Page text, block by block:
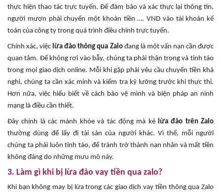
thực hiện thao tác trực tuyến. Để đảm bảo và xác thực lại thông tin,
người mượn phải chuyển một khoản tiền …. VND vào tài khoản kế
toán của công ty trong quá trình điều chỉnh trực tuyến.
Chính xác, việc lừa đảo thông qua Zalođang là một vấn nạn cần được
quan tâm. Để không rơi vào bẫy, chúng ta phải thận trọng và tỉnh táo
trong mọi giao dịch online. Mỗi khi gặp phải yêu cầu chuyển tiền khả
nghi, chúng ta cần xác minh và kiểm tra kỹ lưỡng trước khi thực thi.
Hơn nữa, việc hiểu biết về cách bảo vệ mình và biện pháp an ninh
mạng là điều cần thiết.
Đây chính là các mánh khóe và tác động mà kẻ lừa đảo trên Zalo
thường dùng để lấy đi tài sản của người khác. Vì thế, mỗi người
chúng ta phải luôn tỉnh táo, để tránh trở thành nạn nhân và mất tiền
không đáng do những mưu mô này.
3. Làm gì khi bị lừa đảo vay tiền qua zalo?
Khi bạn không may bị lừa trong các giao dịch vay tiền thông qua Zalo